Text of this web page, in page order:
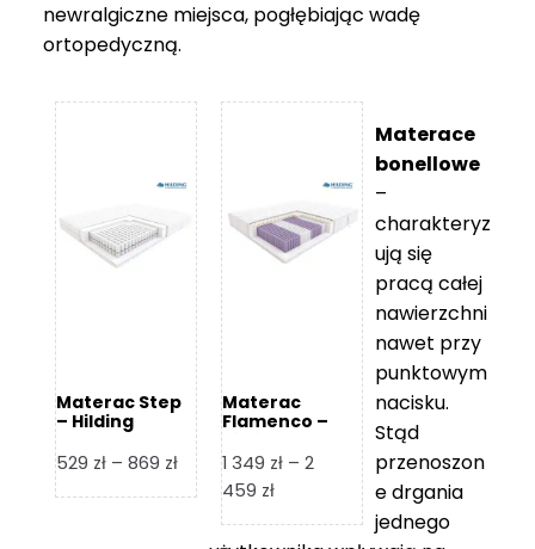
newralgiczne miejsca, pogłębiając wadę
ortopedyczną.
Materac Step
– Hilding
529 zł – 869 złZakres
cen:
Materac
Flamenco –
1 349 zł – 2
459 złZakres
Materace
bonellowe
–
charakteryz
ują się
pracą całej
nawierzchni
nawet przy
punktowym
nacisku.
Stąd
przenoszon
e drgania
jednego